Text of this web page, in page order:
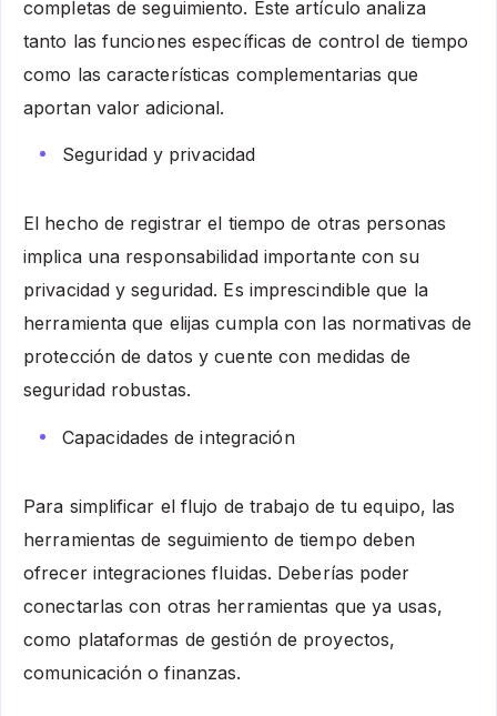
completas de seguimiento. Este artículo analiza
tanto las funciones específicas de control de tiempo
como las características complementarias que
aportan valor adicional.
Seguridad y privacidad
El hecho de registrar el tiempo de otras personas
implica una responsabilidad importante con su
privacidad y seguridad. Es imprescindible que la
herramienta que elijas cumpla con las normativas de
protección de datos y cuente con medidas de
seguridad robustas.
Capacidades de integración
Para simplificar el flujo de trabajo de tu equipo, las
herramientas de seguimiento de tiempo deben
ofrecer integraciones fluidas. Deberías poder
conectarlas con otras herramientas que ya usas,
como plataformas de gestión de proyectos,
comunicación o finanzas.